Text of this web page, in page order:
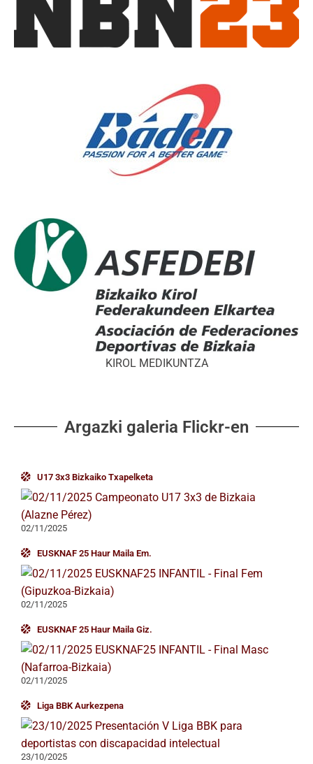
KIROL MEDIKUNTZA
Argazki galeria Flickr-en
U17 3x3 Bizkaiko Txapelketa
02/11/2025
EUSKNAF 25 Haur Maila Em.
02/11/2025
EUSKNAF 25 Haur Maila Giz.
02/11/2025
Liga BBK Aurkezpena
23/10/2025